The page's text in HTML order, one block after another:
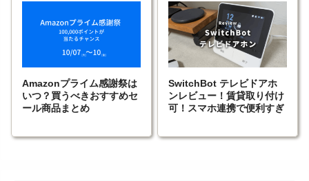
Amazonプライム感謝祭は
いつ？買うべきおすすめセ
ール商品まとめ
SwitchBot テレビドアホ
ンレビュー！賃貸取り付け
可！スマホ連携で便利すぎ